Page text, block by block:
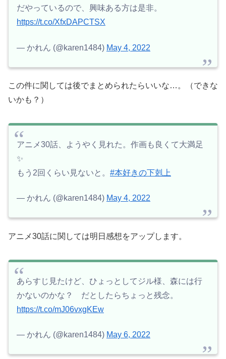
だやっているので、興味ある方は是非。
https://t.co/XfxDAPCTSX
— かれん (@karen1484) May 4, 2022
この件に関しては後でまとめられたらいいな…。（できな
いかも？）
アニメ30話、ようやく見れた。作画も良くて大満足
✨
もう2回くらい見ないと。 #本好きの下剋上
— かれん (@karen1484) May 4, 2022
アニメ30話に関しては明日感想をアップします。
あらすじ見たけど、ひょっとしてジル様、森には行
かないのかな？ だとしたらちょっと残念。
https://t.co/mJ06vxgKEw
— かれん (@karen1484) May 6, 2022